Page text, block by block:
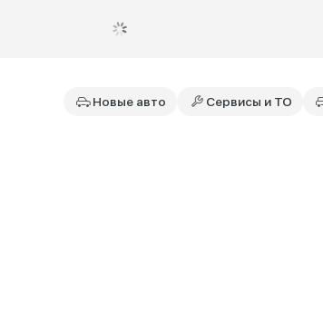
Новые авто Сервисы и ТО